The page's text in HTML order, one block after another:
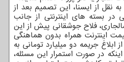
نقل از ایسنا، این تصمیم بعد از
در بسته های اینترنتی از جانب
سالجاری، فلاح جوشقانی پیش از این
اینترنت همراه بدون هماهنگی
ابلاغ جریمه دو میلیارد تومانی به
اینکه در صورت استمرار این مسئله،